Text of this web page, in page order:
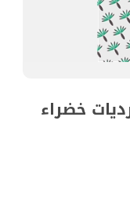
خضراء